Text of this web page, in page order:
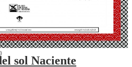
sol Naciente